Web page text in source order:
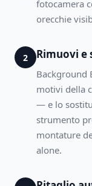
fotocamera
orecchie
2 Rimuovi e
Background
motivi della
— e lo
strumento
montature
alone.